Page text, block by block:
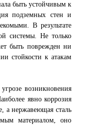
быть устойчивым к
подземных стен и
В результате
системы. Не только
быть поврежден ни
стойкости к атакам
возникновения
явно коррозия
а нержавеющая сталь
материалом, оно